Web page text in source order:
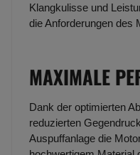
Klangkulisse und
die Anforderungen des
MAXIMALE
Dank der optimierten
reduzierten
Auspuffanlage die